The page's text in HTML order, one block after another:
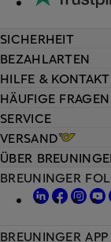
HILFE & KONTAKT
HÄUFIGE FRAGEN
SERVICE
VERSAND
SICHERHEIT
BEZAHLARTEN
ÜBER
BREUNINGER
BREUNINGER APP